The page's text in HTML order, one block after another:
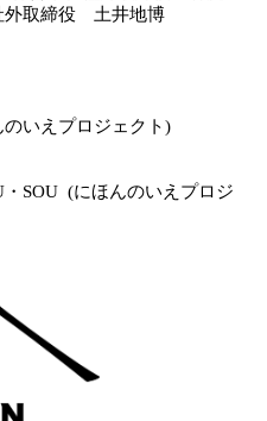
外取締役 土井地博
のいえプロジェクト)
・SOU (にほんのいえプロジ